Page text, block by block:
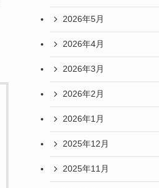
2026年5月
2026年4月
2026年3月
2026年2月
2026年1月
2025年12月
2025年11月